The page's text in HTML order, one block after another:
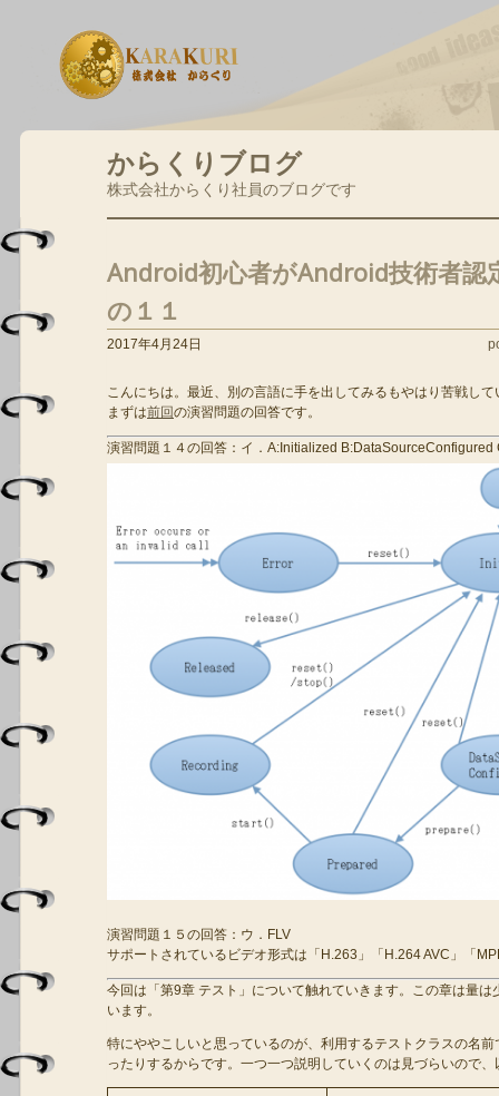
からくりブログ
株式会社からくり社員のブログです
Android初心者がAndroid技術者
の１１
2017年4月24日
こんにちは。最近、別の言語に手を出してみるもやはり苦戦し
まずは前回の演習問題の回答です。
演習問題１４の回答：イ．A:Initialized
演習問題１５の回答：ウ．FLV
サポートされているビデオ形式は「H.263」「H.264 AVC」「
今回は「第9章 テスト」について触れていきます。この章は量
います。
特にややこしいと思っているのが、利用するテストクラスの名
ったりするからです。一つ一つ説明していくのは見づらいので